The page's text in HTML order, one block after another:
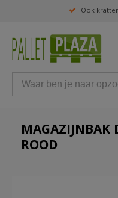
Ook
ROOD